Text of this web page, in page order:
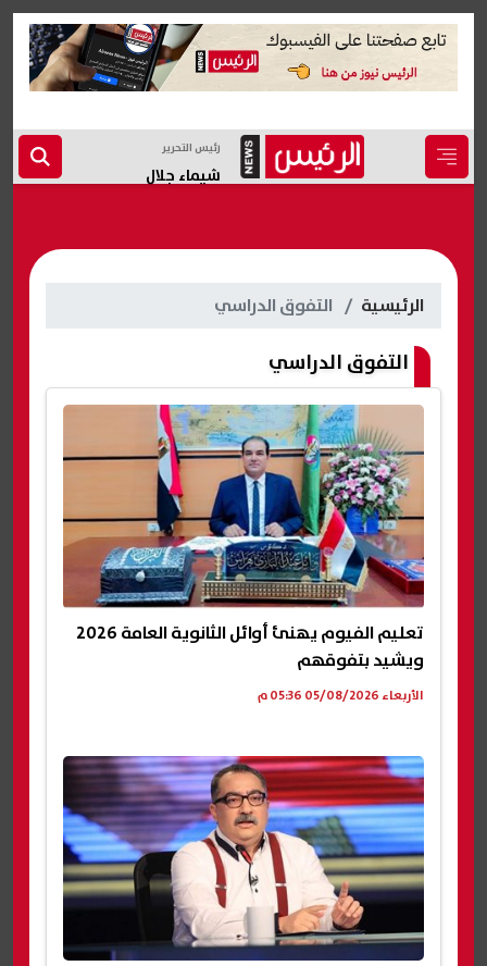
رئيس التحرير
شيماء جلال
الرئيسية التفوق الدراسي
التفوق الدراسي
تعليم الفيوم يهنئ أوائل الثانوية العامة 2026
ويشيد بتفوقهم
الأربعاء 05/08/2026 05:36 م